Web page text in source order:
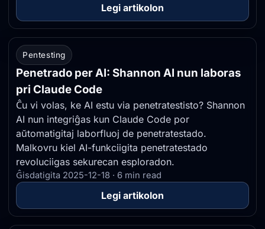
Legi artikolon
Pentesting
Penetrado per AI: Shannon AI nun laboras
pri Claude Code
Ĉu vi volas, ke AI estu via penetratestisto? Shannon
AI nun integriĝas kun Claude Code por
aŭtomatigitaj laborfluoj de penetratestado.
Malkovru kiel AI-funkciigita penetratestado
revoluciigas sekurecan esploradon.
Ĝisdatigita 2025-12-18 · 6 min read
Legi artikolon